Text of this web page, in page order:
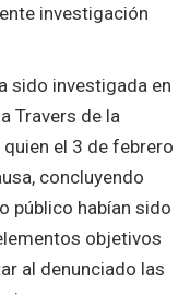
investigación
sido investigada en
Travers de la
el 3 de febrero
concluyendo
público habían sido
objetivos
al denunciado las